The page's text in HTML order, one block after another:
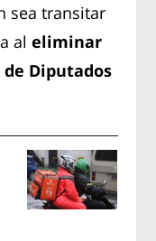
sea transitar
al eliminar
de Diputados